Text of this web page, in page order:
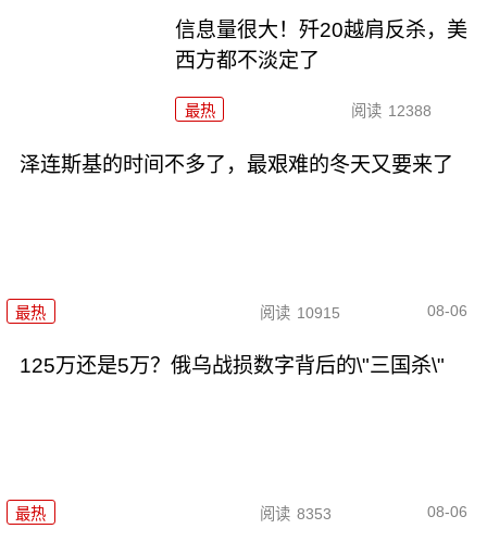
信息量很大！歼20越肩反杀，美
西方都不淡定了
最热 阅读 12388
泽连斯基的时间不多了，最艰难的冬天又要来了
最热 阅读 10915 08-06
125万还是5万？俄乌战损数字背后的\"三国杀\"
最热 阅读 8353 08-06